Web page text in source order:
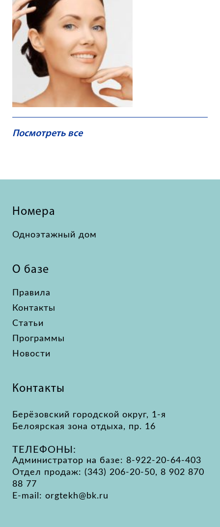
Посмотреть все
Номера
Одноэтажный дом
О базе
Правила
Контакты
Статьи
Программы
Новости
Контакты
Берёзовский городской округ, 1-я
Белоярская зона отдыха, пр. 16
ТЕЛЕФОНЫ:
Администратор на базе: 8-922-20-64-403
Отдел продаж: (343) 206-20-50, 8 902 870
88 77
E-mail: orgtekh@bk.ru